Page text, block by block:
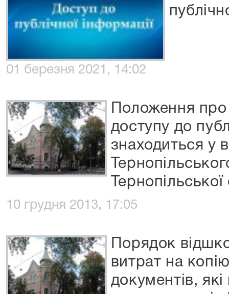
01 березня 2021, 14:02
Положення про
доступу до
знаходиться у
Тернопільської
10 грудня 2013, 17:05
Порядок
витрат на
документів,